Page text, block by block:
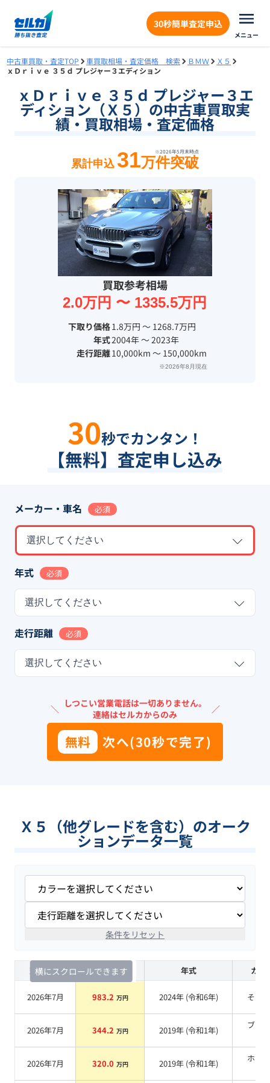
30秒簡単査定申込
メニュー
中古車買取・査定TOP 車買取相場・査定価格 検索 ＢＭＷ
Ｘ５
ｘＤｒｉｖｅ ３５ｄ プレジャー３エディション
ｘＤｒｉｖｅ ３５ｄ プレジャー３エ
ディション（Ｘ５）の中古車買取実
績・買取相場・査定価格
※2026年5月末時点
累計申込 31万件突破
買取参考相場
2.0万円 〜 1335.5万円
下取り価格1.8万円 〜 1268.7万円
年式2004年 〜 2023年
走行距離10,000km 〜 150,000km
※2026年8月現在
30秒でカンタン！
【無料】査定申し込み
メーカー・車名 必須
選択してください
年式 必須
選択してください
走行距離 必須
選択してください
＼ しつこい営業電話は一切ありません。
連絡はセルカからのみ
／
無料 次へ(30秒で完了)
Ｘ５（他グレードを含む）のオーク
ションデータ一覧
条件をリセット
横にスクロールできます
査定時期 セルカ実績 年式 カラ
2026年7月 983.2 万円 2024年 (令和6年) その他
2026年7月 344.2 万円 2019年 (令和1年)
ブラ
2026年7月 320.0 万円 2019年 (令和1年)
ホワ